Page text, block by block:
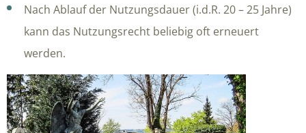
Nach Ablauf der Nutzungsdauer (i.d.R. 20 – 25 Jahre)
kann das Nutzungsrecht beliebig oft erneuert
werden.